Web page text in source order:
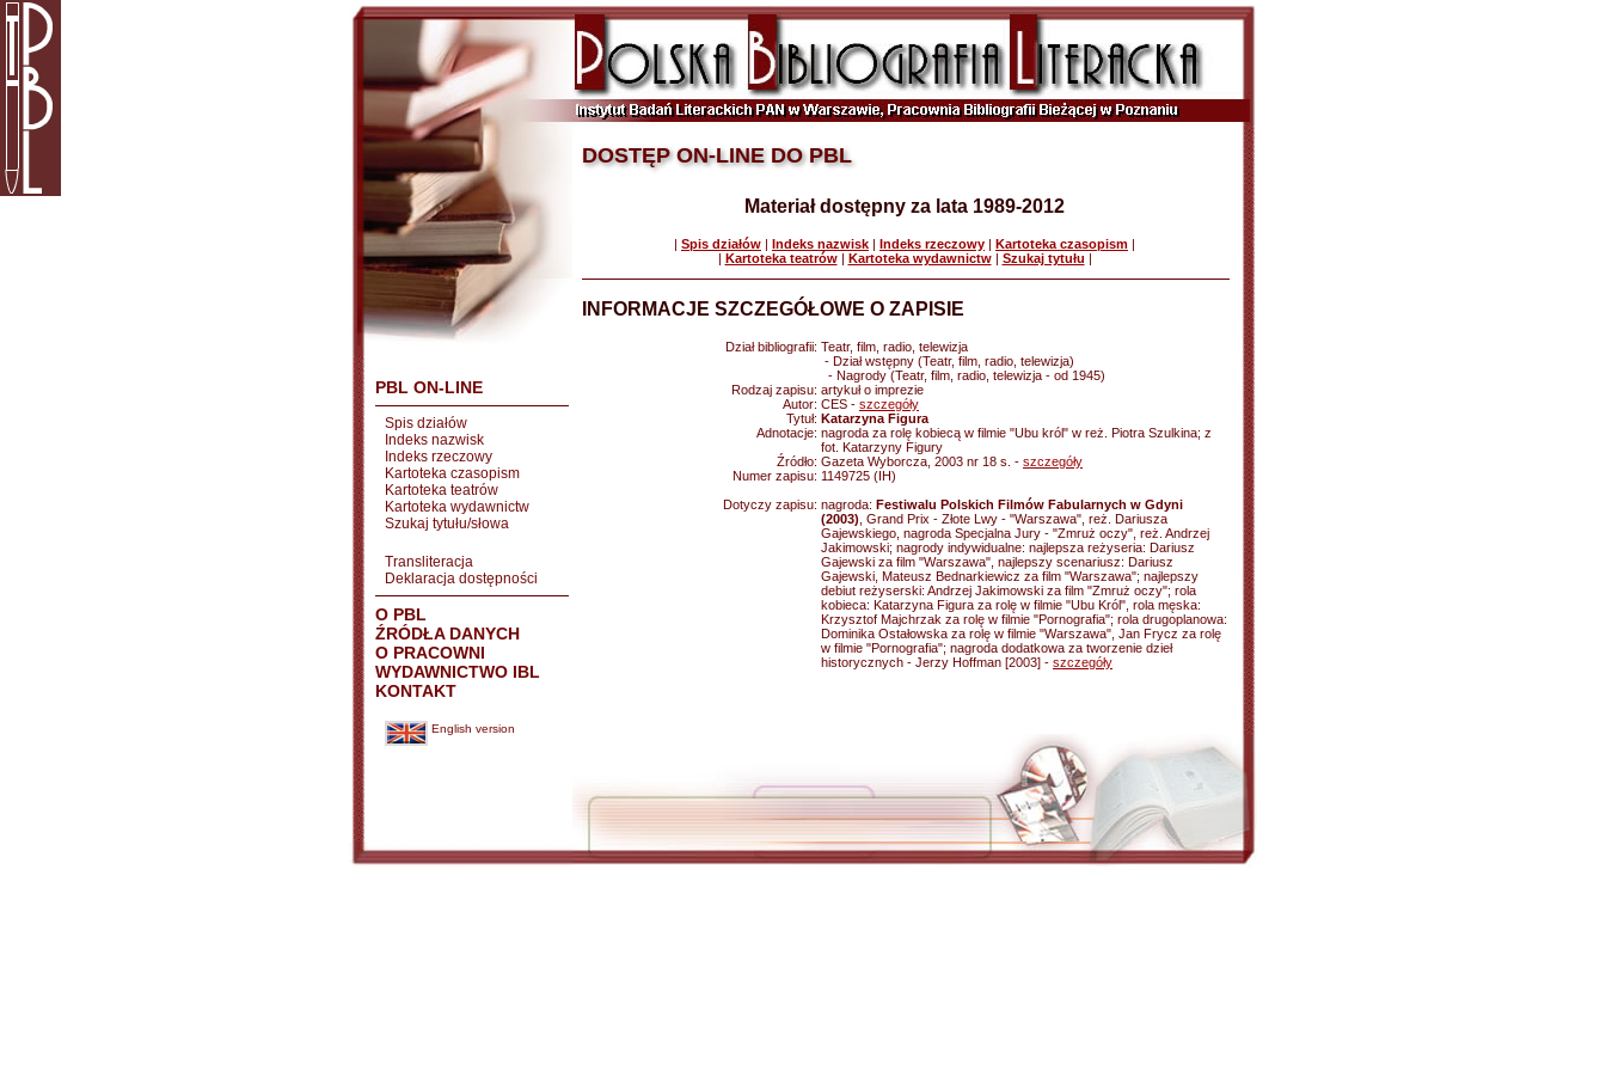
PBL ON-LINE
Spis działów
Indeks nazwisk
Indeks rzeczowy
Kartoteka czasopism
Kartoteka teatrów
Kartoteka wydawnictw
Szukaj tytułu/słowa
Transliteracja
Deklaracja dostępności
O PBL
ŹRÓDŁA DANYCH
O PRACOWNI
WYDAWNICTWO IBL
KONTAKT
English version
DOSTĘP ON-LINE DO PBL
Materiał dostępny za lata 1989-2012
| Spis działów | Indeks nazwisk | Indeks rzeczowy | Kartoteka czasopism |
| Kartoteka teatrów| Kartoteka wydawnictw| Szukaj tytułu |
INFORMACJE SZCZEGÓŁOWE O ZAPISIE
Dział bibliografii: Teatr, film, radio, telewizja
- Dział wstępny (Teatr, film, radio, telewizja)
- Nagrody (Teatr, film, radio, telewizja - od 1945)
Rodzaj zapisu: artykuł o imprezie
Autor: CES - szczegóły
Tytuł: Katarzyna Figura
Adnotacje: nagroda za rolę kobiecą w filmie "Ubu król" w reż. Piotra Szulkina; z
fot. Katarzyny Figury
Źródło: Gazeta Wyborcza, 2003 nr 18 s. - szczegóły
Numer zapisu: 1149725 (IH)
Dotyczy zapisu: nagroda: Festiwalu Polskich Filmów Fabularnych w Gdyni
(2003) , Grand Prix - Złote Lwy - "Warszawa", reż. Dariusza
Gajewskiego, nagroda Specjalna Jury - "Zmruż oczy", reż. Andrzej
Jakimowski; nagrody indywidualne: najlepsza reżyseria: Dariusz
Gajewski za film "Warszawa", najlepszy scenariusz: Dariusz
Gajewski, Mateusz Bednarkiewicz za film "Warszawa"; najlepszy
debiut reżyserski: Andrzej Jakimowski za film "Zmruż oczy"; rola
kobieca: Katarzyna Figura za rolę w filmie "Ubu Król", rola męska:
Krzysztof Majchrzak za rolę w filmie "Pornografia"; rola drugoplanowa:
Dominika Ostałowska za rolę w filmie "Warszawa", Jan Frycz za rolę
w filmie "Pornografia"; nagroda dodatkowa za tworzenie dzieł
historycznych - Jerzy Hoffman [2003] - szczegóły